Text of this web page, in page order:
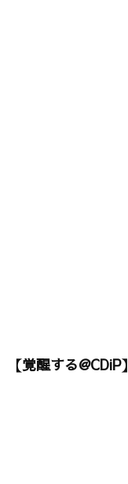
【覚醒する@CDiP】